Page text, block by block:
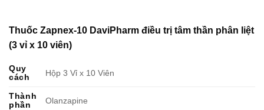
Thuốc Zapnex-10 DaviPharm điều trị tâm thần phân liệt
(3 vỉ x 10 viên)
Quy
cách
Hộp 3 Vỉ x 10 Viên
Thành
phần
Olanzapine